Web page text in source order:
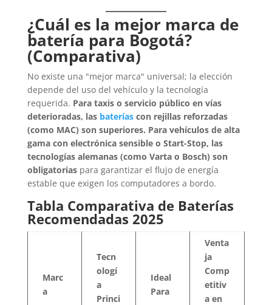
¿Cuál es la mejor marca de
batería para Bogotá?
(Comparativa)
No existe una "mejor marca" universal; la elección
depende del uso del vehículo y la tecnología
requerida. Para taxis o servicio público en vías
deterioradas, las bateríascon rejillas reforzadas
(como MAC) son superiores. Para vehículos de alta
gama con electrónica sensible o Start-Stop, las
tecnologías alemanas (como Varta o Bosch) son
obligatoriaspara garantizar el flujo de energía
estable que exigen los computadores a bordo.
Tabla Comparativa de Baterías
Recomendadas 2025
Marc
a
Tecn
ologí
a
Princi
Ideal
Para
Venta
ja
Comp
etitiv
a en